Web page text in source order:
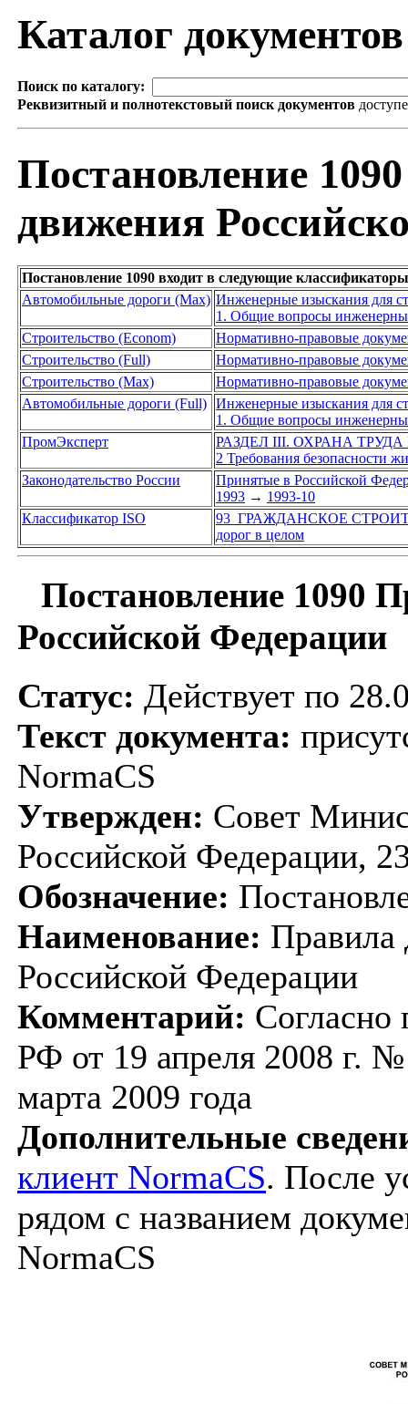
Каталог
Поиск по каталогу:
Реквизитный и полнотекстовый поиск документов
Постановление
движения
Постановление 1090 входит в следующие
Автомобильные дороги (Max) Инженерные изыскания для
1. Общие вопросы
Строительство (Econom)
Нормативно-правовые
Строительство (Full)
Нормативно-правовые
Строительство (Max)
Нормативно-правовые
Автомобильные дороги (Full) Инженерные изыскания для
1. Общие вопросы
ПромЭксперт
РАЗДЕЛ III. ОХРАНА
2 Требования безопасности
Законодательство России
Принятые в Российской
1993 → 1993-10
Классификатор ISO
93 ГРАЖДАНСКОЕ
дорог в целом
Постановление 1090
Российской Федерации
Статус: Действует по
Текст документа:
NormaCS
Утвержден: Совет
Российской Федерации,
Обозначение:
Наименование: Правила
Российской Федерации
Комментарий: Согласно
РФ от 19 апреля 2008 г.
марта 2009 года
Дополнительные
клиент NormaCS. После
рядом с названием
NormaCS